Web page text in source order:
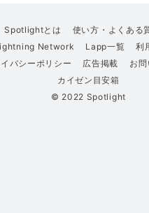
Spotlightとは
使い方・よくある
Network
Lapp一覧
利
バシーポリシー
広告掲載
お
カイゼン目安箱
© 2022 Spotlight